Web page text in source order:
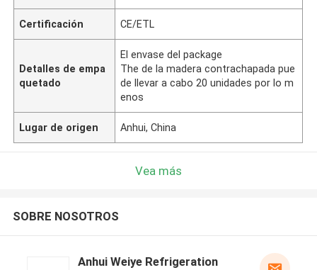
Certificación CE/ETL
Detalles de empa
quetado
El envase del package
The de la madera contrachapada pue
de llevar a cabo 20 unidades por lo m
enos
Lugar de origen Anhui, China
Vea más
SOBRE NOSOTROS
Anhui Weiye Refrigeration